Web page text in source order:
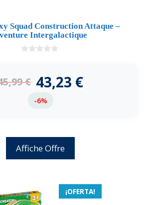
Squad Construction Attaque –
Intergalactique
5 € 43,23 €
-6%
Affiche Offre
¡OFERTA!